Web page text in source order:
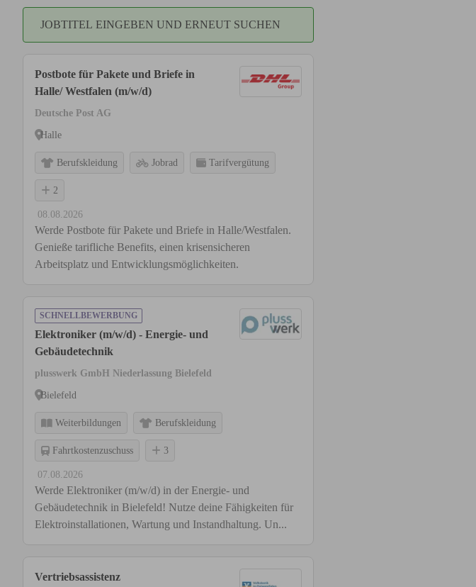
JOBTITEL EINGEBEN UND ERNEUT SUCHEN
Postbote für Pakete und Briefe in
Halle/ Westfalen (m/w/d)
Deutsche Post AG
Halle
Berufskleidung Jobrad Tarifvergütung
2
08.08.2026
Werde Postbote für Pakete und Briefe in Halle/Westfalen.
Genieße tarifliche Benefits, einen krisensicheren
Arbeitsplatz und Entwicklungsmöglichkeiten.
SCHNELLBEWERBUNG
Elektroniker (m/w/d) - Energie- und
Gebäudetechnik
plusswerk GmbH Niederlassung Bielefeld
Bielefeld
Weiterbildungen Berufskleidung
Fahrtkostenzuschuss 3
07.08.2026
Werde Elektroniker (m/w/d) in der Energie- und
Gebäudetechnik in Bielefeld! Nutze deine Fähigkeiten für
Elektroinstallationen, Wartung und Instandhaltung. Un...
Vertriebsassistenz